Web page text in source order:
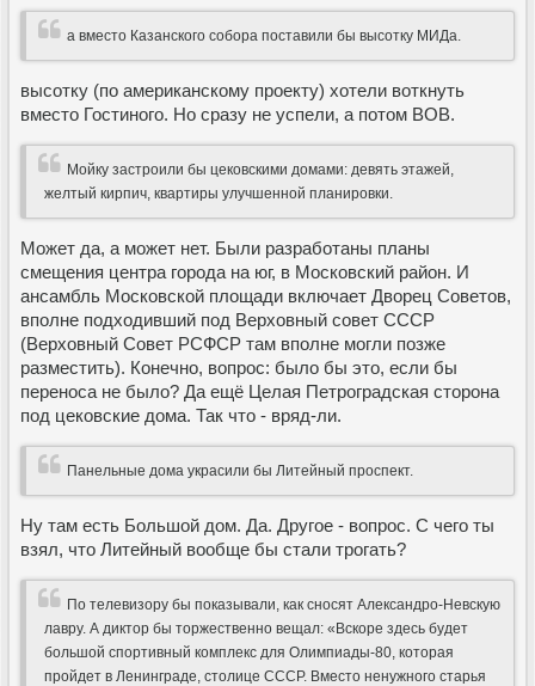
а вместо Казанского собора поставили бы высотку МИДа.
высотку (по американскому проекту) хотели воткнуть
вместо Гостиного. Но сразу не успели, а потом ВОВ.
Мойку застроили бы цековскими домами: девять этажей,
желтый кирпич, квартиры улучшенной планировки.
Может да, а может нет. Были разработаны планы
смещения центра города на юг, в Московский район. И
ансамбль Московской площади включает Дворец Советов,
вполне подходивший под Верховный совет СССР
(Верховный Совет РСФСР там вполне могли позже
разместить). Конечно, вопрос: было бы это, если бы
переноса не было? Да ещё Целая Петроградская сторона
под цековские дома. Так что - вряд-ли.
Панельные дома украсили бы Литейный проспект.
Ну там есть Большой дом. Да. Другое - вопрос. С чего ты
взял, что Литейный вообще бы стали трогать?
По телевизору бы показывали, как сносят Александро-Невскую
лавру. А диктор бы торжественно вещал: «Вскоре здесь будет
большой спортивный комплекс для Олимпиады-80, которая
пройдет в Ленинграде, столице СССР. Вместо ненужного старья